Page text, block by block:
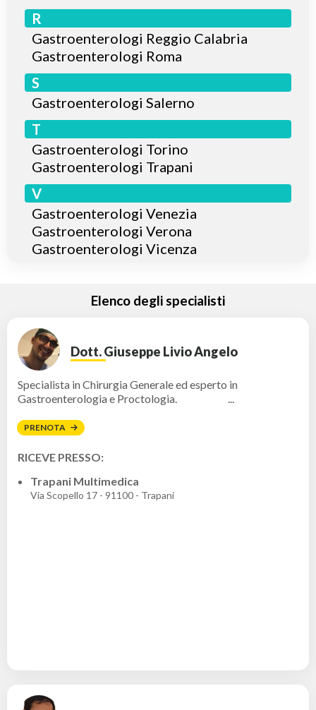
R
Gastroenterologi Reggio Calabria
Gastroenterologi Roma
S
Gastroenterologi Salerno
T
Gastroenterologi Torino
Gastroenterologi Trapani
V
Gastroenterologi Venezia
Gastroenterologi Verona
Gastroenterologi Vicenza
Elenco degli specialisti
Dott. Giuseppe Livio Angelo
Specialista in Chirurgia Generale ed esperto in
Gastroenterologia e Proctologia. ...
PRENOTA
RICEVE PRESSO:
Trapani Multimedica
Via Scopello 17 - 91100 - Trapani